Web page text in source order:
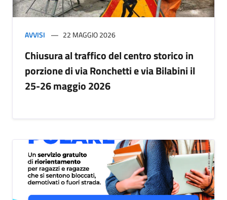
AVVISI 22 MAGGIO 2026
Chiusura al traffico del centro storico in
porzione di via Ronchetti e via Bilabini il
25-26 maggio 2026